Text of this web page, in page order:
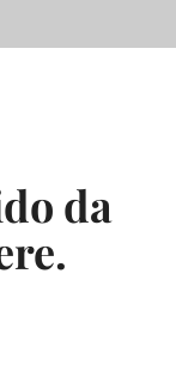
da